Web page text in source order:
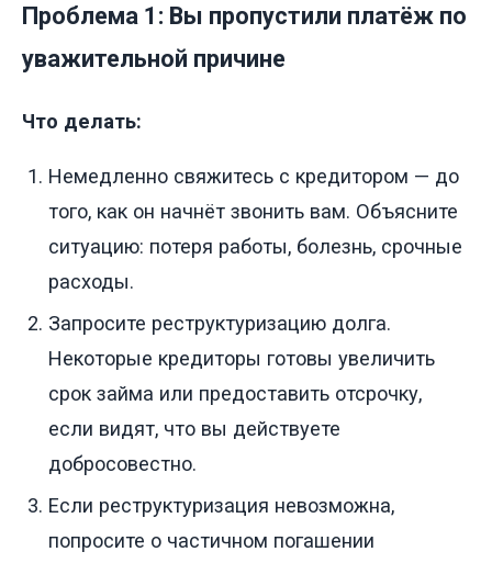
Проблема 1: Вы пропустили платёж по
уважительной причине
Что делать:
Немедленно свяжитесь с кредитором — до
того, как он начнёт звонить вам. Объясните
ситуацию: потеря работы, болезнь, срочные
расходы.
Запросите реструктуризацию долга.
Некоторые кредиторы готовы увеличить
срок займа или предоставить отсрочку,
если видят, что вы действуете
добросовестно.
Если реструктуризация невозможна,
попросите о частичном погашении